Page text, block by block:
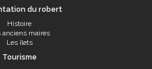
du robert
Histoire
anciens maires
Les îlets
Tourisme